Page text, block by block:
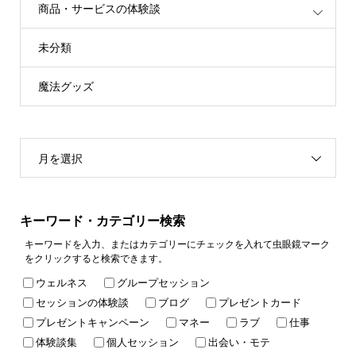
商品・サービスの体験談
未分類
魔法グッズ
月を選択
キーワード・カテゴリー検索
キーワードを入力、またはカテゴリーにチェックを入れて虫眼鏡マーク
をクリックすると検索できます。
ウェルネス
グループセッション
セッションの体験談
ブログ
プレゼントカード
プレゼントキャンペーン
マネー ラブ
仕事
体験談集
個人セッション
出会い・モテ